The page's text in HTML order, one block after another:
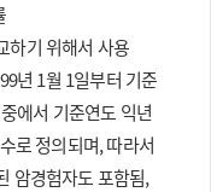
하기 위해서 사용
년 1월 1일부터 기준
에서 기준연도 익년
로 정의되며, 따라서
암경험자도 포함됨,